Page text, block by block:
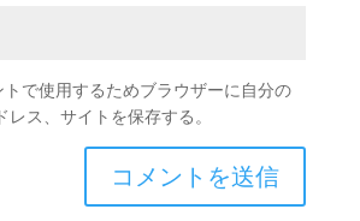
トで使用するためブラウザーに自分の
ス、サイトを保存する。